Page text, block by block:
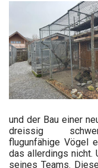
und der Bau einer
dreissig
flugunfähige Vögel
das allerdings nicht.
seines Teams.